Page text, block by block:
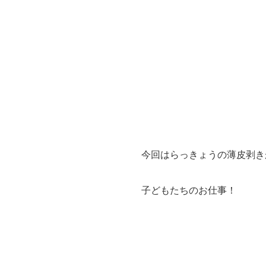
今回はらっきょうの薄皮剥
子どもたちのお仕事！